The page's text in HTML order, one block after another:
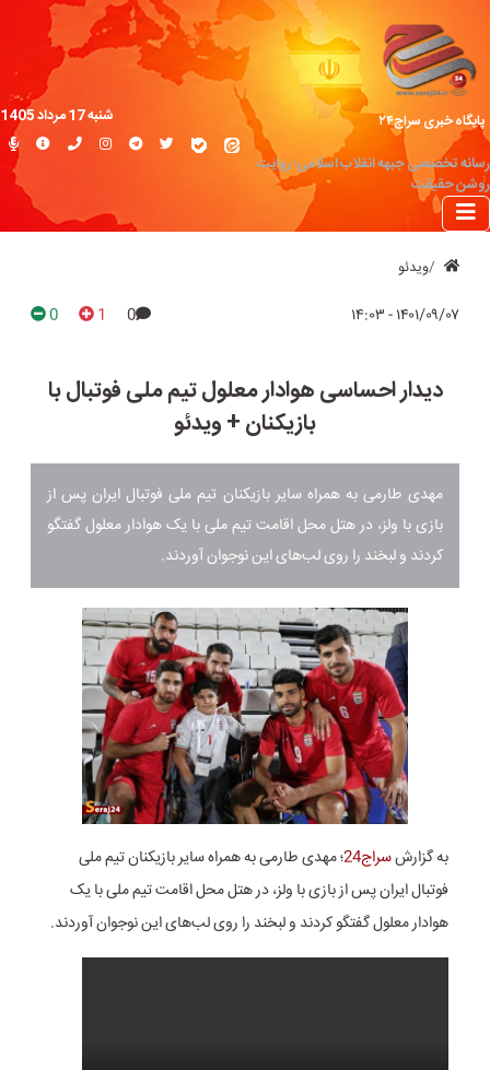
پایگاه خبری سراج۲۴
رسانه تخصصی جبهه انقلاب اسلامی؛ روایت
روشن حقیقت
شنبه 17 مرداد 1405
ویدئو
۱۴۰۱/۰۹/۰۷ - ۱۴:۰۳ 0
1
0
دیدار احساسی هوادار معلول تیم ملی فوتبال با
بازیکنان + ویدئو
مهدی طارمی به همراه سایر بازیکنان تیم ملی فوتبال ایران پس از
بازی با ولز، در هتل محل اقامت تیم ملی با یک هوادار معلول گفتگو
کردند و لبخند را روی لب‌های این نوجوان آوردند.
به گزارشسراج24
؛ مهدی طارمی به همراه سایر بازیکنان تیم ملی
فوتبال ایران پس از بازی با ولز، در هتل محل اقامت تیم ملی با یک
هوادار معلول گفتگو کردند و لبخند را روی لب‌های این نوجوان آوردند.